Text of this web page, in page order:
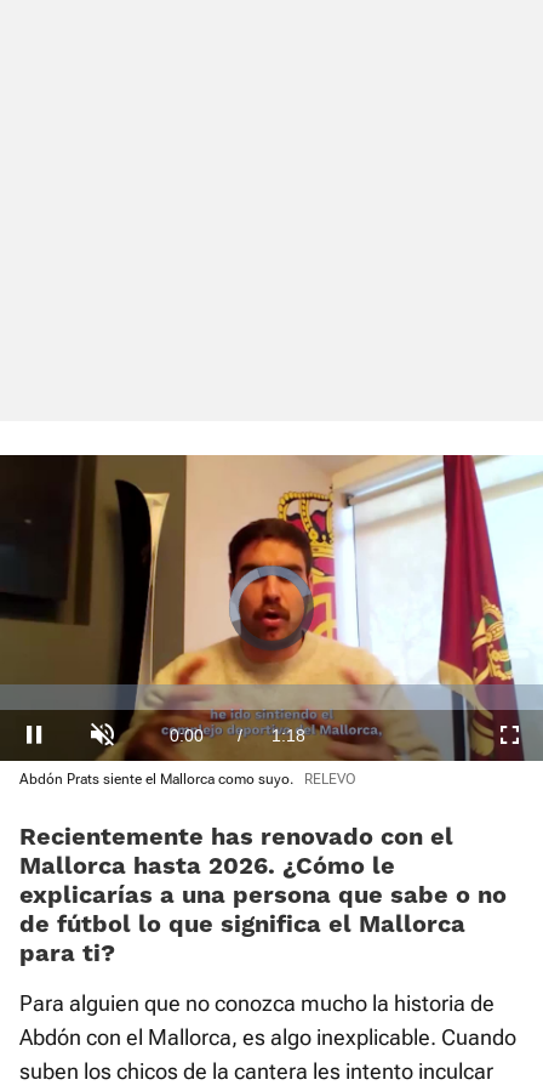
Video
Player
is
loading.
Pausa Unmute Current
Time
0:00 / Duration
1:18
:
Abdón Prats siente el Mallorca como suyo. RELEVO
Recientemente has renovado con el
Mallorca hasta 2026. ¿Cómo le
explicarías a una persona que sabe o no
de fútbol lo que significa el Mallorca
para ti?
Para alguien que no conozca mucho la historia de
Abdón con el Mallorca, es algo inexplicable. Cuando
suben los chicos de la cantera les intento inculcar